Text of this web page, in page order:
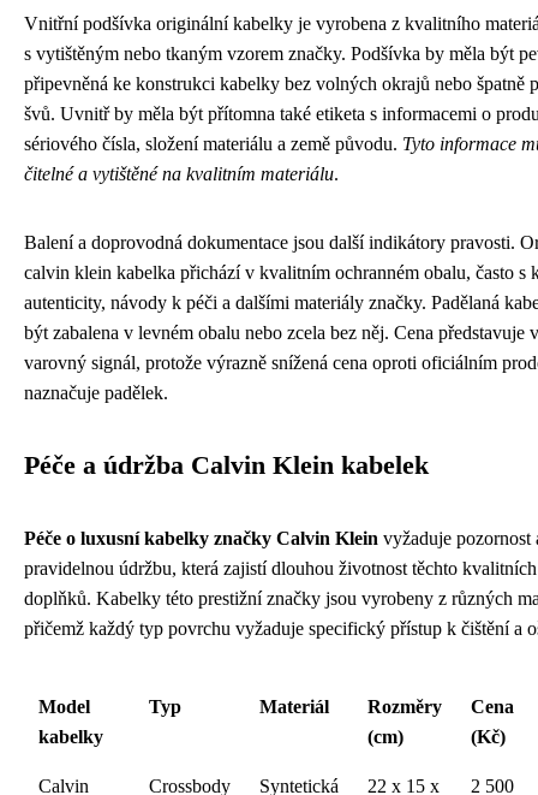
Vnitřní podšívka originální kabelky je vyrobena z kvalitního
s vytištěným nebo tkaným vzorem značky. Podšívka by měla být
připevněná ke konstrukci kabelky bez volných okrajů nebo špatně
švů. Uvnitř by měla být přítomna také etiketa s informacemi o
sériového čísla, složení materiálu a země původu. Tyto informace
čitelné a vytištěné na kvalitním materiálu.
Balení a doprovodná dokumentace jsou další indikátory pravosti.
calvin klein kabelka přichází v kvalitním ochranném obalu, často s
autenticity, návody k péči a dalšími materiály značky. Padělaná
být zabalena v levném obalu nebo zcela bez něj. Cena představuje
varovný signál, protože výrazně snížená cena oproti oficiálním
naznačuje padělek.
Péče a údržba Calvin Klein kabelek
Péče o luxusní kabelky značky Calvin Klein vyžaduje pozornost
pravidelnou údržbu, která zajistí dlouhou životnost těchto
doplňků. Kabelky této prestižní značky jsou vyrobeny z různých
přičemž každý typ povrchu vyžaduje specifický přístup k čištění a
Model
kabelky
Typ Materiál
Rozměry
(cm)
Cena
(Kč)
Calvin
Crossbody
Syntetická
22 x 15 x
2 500